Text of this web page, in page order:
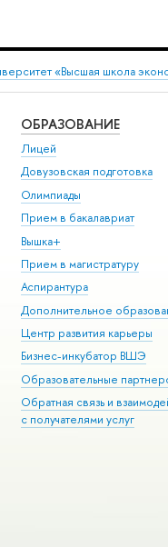
«Высшая школа
ОБРАЗОВАНИЕ
Лицей
Довузовская подготовка
Олимпиады
Прием в бакалавриат
Вышка+
Прием в магистратуру
Аспирантура
Дополнительное
Центр развития карьеры
Бизнес-инкубатор ВШЭ
Образовательные
Обратная связь и
с получателями услуг